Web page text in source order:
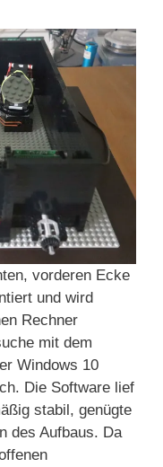
vorderen Ecke
und wird
Rechner
mit dem
Windows 10
Die Software lief
stabil, genügte
des Aufbaus. Da